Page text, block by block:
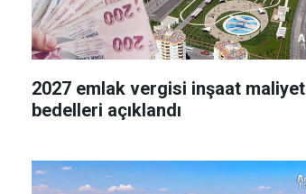
2027 emlak vergisi inşaat maliyet
bedelleri açıklandı